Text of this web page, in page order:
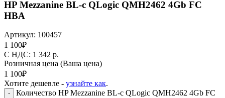
HP Mezzanine BL-c QLogic QMH2462 4Gb FC
HBA
Артикул: 100457
1 100₽
C НДС: 1 342 р.
Розничная цена (Ваша цена)
1 100₽
Хотите дешевле - узнайте как.
-
Количество HP Mezzanine BL-c QLogic QMH2462 4Gb FC